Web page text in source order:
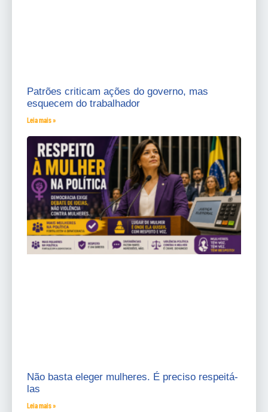
Patrões criticam ações do governo, mas
esquecem do trabalhador
Leia mais »
Não basta eleger mulheres. É preciso respeitá-
las
Leia mais »